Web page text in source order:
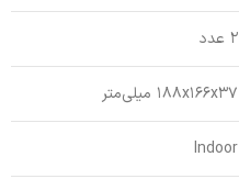
2 عدد
188x166x37 میلی‌متر
Indoor